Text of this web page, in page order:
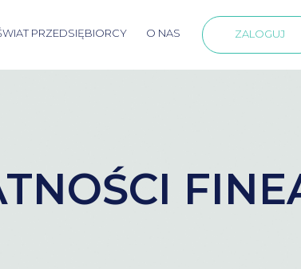
PRZEDSIĘBIORCY O NAS ZALOGUJ